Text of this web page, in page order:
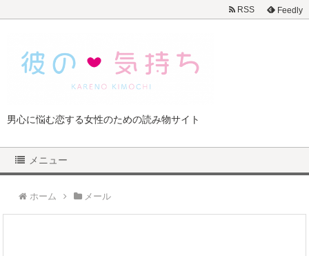
男心に悩む恋する女性のための読み物サイト
メニュー
RSS Feedly
ホーム メール